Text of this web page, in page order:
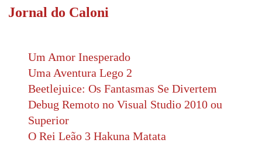
Jornal do Caloni
Um Amor Inesperado
Uma Aventura Lego 2
Beetlejuice: Os Fantasmas Se Divertem
Debug Remoto no Visual Studio 2010 ou
Superior
O Rei Leão 3 Hakuna Matata